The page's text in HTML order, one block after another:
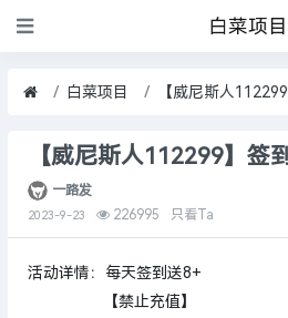
白菜项目
白菜项目 【威尼斯人
【威尼斯人112299】签
一路发
2023-9-23 226995 只看Ta
活动详情：每天签到送8+
【禁止充值】